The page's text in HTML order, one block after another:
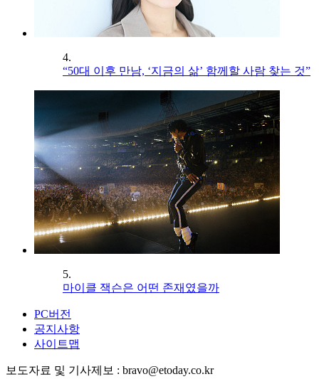
4.
“50대 이후 만남, ‘지금의 삶’ 함께할 사람 찾는 것”
5.
마이클 잭슨은 어떤 존재였을까
PC버전
공지사항
사이트맵
보도자료 및 기사제보 : bravo@etoday.co.kr